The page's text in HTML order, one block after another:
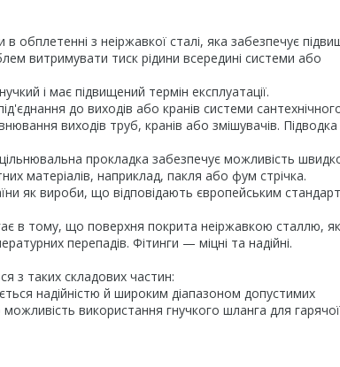
з неіржавкої сталі, яка забезпечує
витримувати тиск рідини всередині системи або
і має підвищений термін експлуатації.
до виходів або кранів системи
виходів труб, кранів або змішувачів. Підводка
прокладка забезпечує можливість
матеріалів, наприклад, пакля або фум стрічка.
як вироби, що відповідають європейським
в тому, що поверхня покрита неіржавкою сталлю,
перепадів. Фітинги — міцні та надійні.
з таких складових частин:
надійністю й широким діапазоном допустимих
використання гнучкого шланга для